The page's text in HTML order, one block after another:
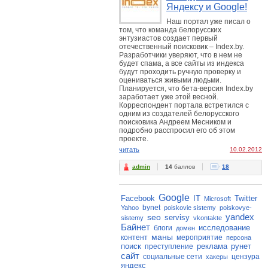
Яндексу и Google!
Наш портал уже писал о
том, что команда белорусских
энтузиастов создает первый
отечественный поисковик – Index.by.
Разработчики уверяют, что в нем не
будет спама, а все сайты из индекса
будут проходить ручную проверку и
оцениваться живыми людьми.
Планируется, что бета-версия Index.by
заработает уже этой весной.
Корреспондент портала встретился с
одним из создателей белорусского
поисковика Андреем Месником и
подробно расспросил его об этом
проекте.
читать 10.02.2012
admin 14 баллов 18
Facebook Google IT Microsoft Twitter
Yahoo bynet poiskovie sistemy poiskovye-
sistemy seo servisy vkontakte yandex
Байнет блоги домен исследование
контент маны мероприятие персона
поиск преступление реклама рунет
сайт социальные сети хакеры цензура
яндекс